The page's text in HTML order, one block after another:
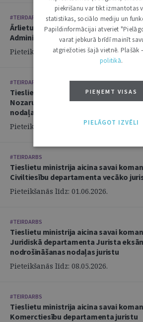
#TEIRDARBS
Ārlietu ministrija aicina savā komandā
Administratīvi tiesiskās nodaļas
Pieteikšanās līdz: 14.06.2026.
#TEIRDARBS
Tieslietu ministrija aicina savai
Nozaru politikas departamenta
nodaļas juristu
Pieteikšanās līdz: 02.06.2026.
#TEIRDARBS
Tieslietu ministrija aicina savai
Civiltiesību departamenta vecāko
Pieteikšanās līdz: 01.06.2026.
#TEIRDARBS
Tieslietu ministrija aicina savai
Juridiskā departamenta Jurista
nodrošināšanas nodaļas juristu
Pieteikšanās līdz: 08.05.2026.
#TEIRDARBS
Tieslietu ministrija aicina savai
Komerctiesību departamenta juristu
piekrišanu var tikt izmantotas
statistikas, sociālo mediju un
Papildinformācijai atveriet
varat jebkurā brīdī mainīt
atgriežoties šajā vietnē. Plašāk
politikā.
PIEŅEMT VISAS
PIELĀGOT IZVĒLI